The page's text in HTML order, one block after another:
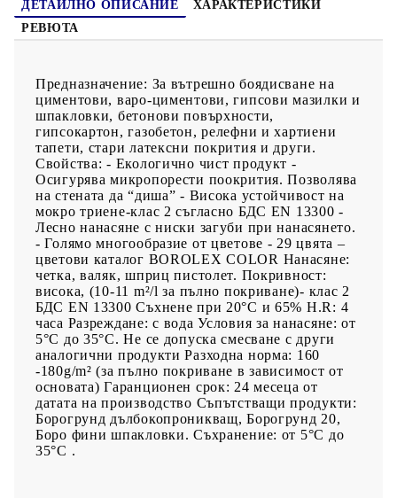
ДЕТАЙЛНО ОПИСАНИЕ
ХАРАКТЕРИСТИКИ
РЕВЮТА
Предназначение: За вътрешно боядисване на
циментови, варо-циментови, гипсови мазилки и
шпакловки, бетонови повърхности,
гипсокартон, газобетон, релефни и хартиени
тапети, стари латексни покрития и други.
Свойства: - Екологично чист продукт -
Осигурява микропорести поокрития. Позволява
на стената да “диша” - Висока устойчивост на
мокро триене-клас 2 съгласно БДС EN 13300 -
Лесно нанасяне с ниски загуби при нанасянето.
- Голямо многообразие от цветове - 29 цвята –
цветови каталог BOROLEX COLOR Нанасяне:
четка, валяк, шприц пистолет. Покривност:
висока, (10-11 m²/l за пълно покриване)- клас 2
БДС EN 13300 Съхнене при 20°С и 65% Н.R: 4
часа Разреждане: с вода Условия за нанасяне: от
5°С до 35°С. Не се допуска смесване с други
аналогични продукти Разходна норма: 160
-180g/m² (за пълно покриване в зависимост от
основата) Гаранционен срок: 24 месеца от
датата на производство Съпътстващи продукти:
Борогрунд дълбокопроникващ, Борогрунд 20,
Боро фини шпакловки. Съхранение: от 5°С до
35°С .